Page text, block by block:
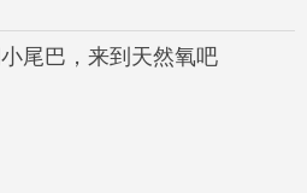
尾巴，来到天然氧吧